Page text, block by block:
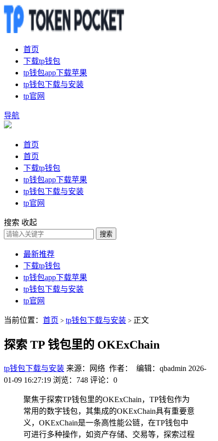
首页
下载tp钱包
tp钱包app下载苹果
tp钱包下载与安装
tp官网
导航
首页
首页
下载tp钱包
tp钱包app下载苹果
tp钱包下载与安装
tp官网
搜索 收起
搜索
最新推荐
下载tp钱包
tp钱包app下载苹果
tp钱包下载与安装
tp官网
当前位置： 首页 > tp钱包下载与安装 > 正文
探索 TP 钱包里的 OKExChain
tp钱包下载与安装 来源：网络 作者： 编辑：qbadmin 2026-
01-09 16:27:19 浏览：748 评论：0
聚焦于探索TP钱包里的OKExChain，TP钱包作为
常用的数字钱包，其集成的OKExChain具有重要意
义，OKExChain是一条高性能公链，在TP钱包中
可进行多种操作，如资产存储、交易等，探索过程